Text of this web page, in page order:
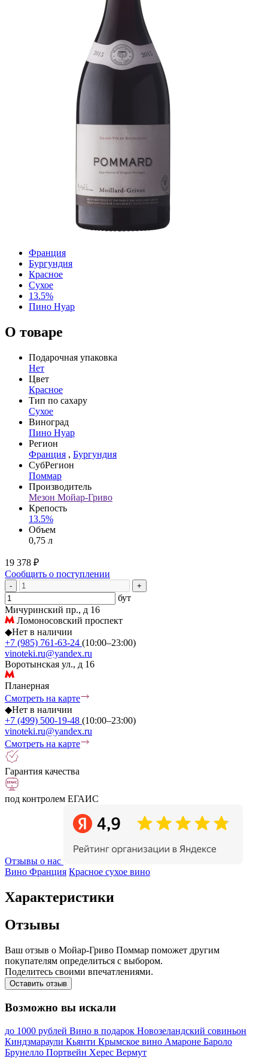
Франция
Бургундия
Красное
Сухое
13.5%
Пино Нуар
О товаре
Подарочная упаковка
Нет
Цвет
Красное
Тип по сахару
Сухое
Виноград
Пино Нуар
Регион
Франция , Бургундия
СубРегион
Поммар
Производитель
Мезон Мойар-Гриво
Крепость
13.5%
Объем
0,75 л
19 378 ₽
Сообщить о поступлении
- +
бут
Мичуринский пр., д 16
Ломоносовский проспект
◆Нет в наличии
+7 (985) 761-63-24 (10:00–23:00)
vinoteki.ru@yandex.ru
Воротынская ул., д 16
Планерная
Смотреть на карте
◆Нет в наличии
+7 (499) 500-19-48 (10:00–23:00)
vinoteki.ru@yandex.ru
Смотреть на карте
Гарантия качества
под контролем ЕГАИС
Отзывы о нас
Вино Франция Красное сухое вино
Характеристики
Отзывы
Ваш отзыв о Мойар-Гриво Поммар поможет другим
покупателям определиться с выбором.
Поделитесь своими впечатлениями.
Оставить отзыв
Возможно вы искали
до 1000 рублей Вино в подарок Новозеландский совиньон
Киндзмараули Кьянти Крымское вино Амароне Бароло
Брунелло Портвейн Херес Вермут